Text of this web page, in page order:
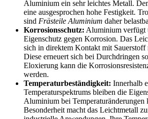
Aluminium ein sehr leichtes Metall.
eine ausgesprochen hohe Festigkeit.
sind Frästeile Aluminium daher
Korrosionsschutz: Aluminium verfügt
Eigenschutz gegen Korrosion. Das
sich in direktem Kontakt mit
Diese erneuert sich bei Durchdringen
Eloxierung kann die
werden.
Temperaturbeständigkeit: Innerhalb
Temperaturspektrums bleiben die
Aluminium bei Temperaturänderungen
Besonderheit macht das Leichtmetall